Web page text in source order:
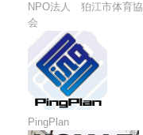
NPO法人 狛江市体育協
会
PingPlan